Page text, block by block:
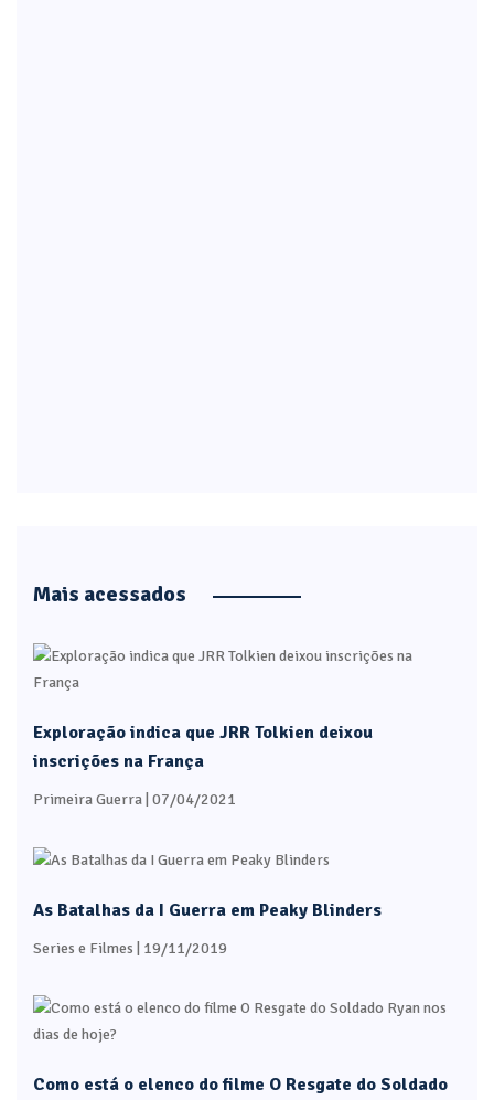
Mais acessados
Exploração indica que JRR Tolkien deixou
inscrições na França
Primeira Guerra | 07/04/2021
As Batalhas da I Guerra em Peaky Blinders
Series e Filmes | 19/11/2019
Como está o elenco do filme O Resgate do Soldado